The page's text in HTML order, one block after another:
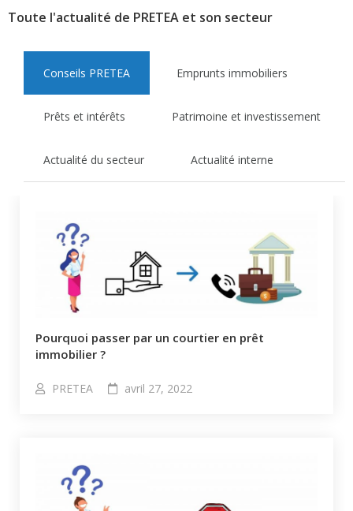
Toute l'actualité de PRETEA et son secteur
Conseils PRETEA Emprunts immobiliers
Prêts et intérêts Patrimoine et investissement
Actualité du secteur Actualité interne
Pourquoi passer par un courtier en prêt
immobilier ?
PRETEA avril 27, 2022